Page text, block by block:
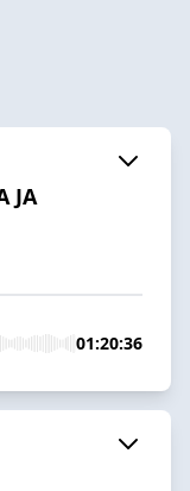
JA
01:20:36